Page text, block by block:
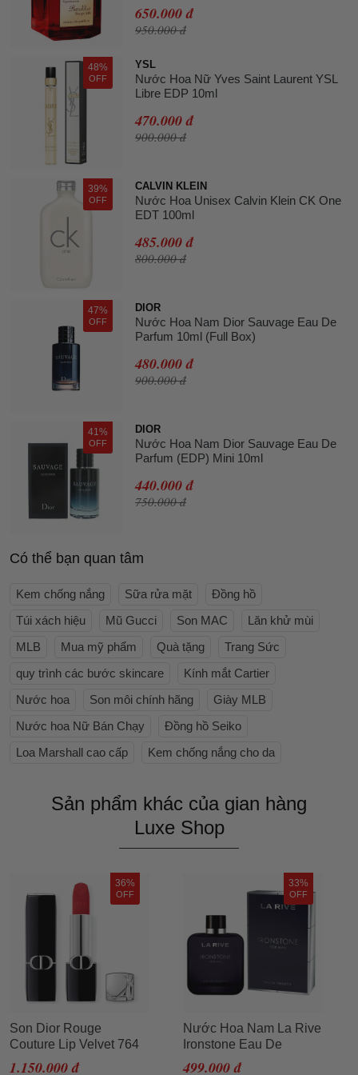
650.000 đ
950.000 đ
48%
OFF
YSL
Nước Hoa Nữ Yves Saint Laurent YSL
Libre EDP 10ml
470.000 đ
900.000 đ
39%
OFF
CALVIN KLEIN
Nước Hoa Unisex Calvin Klein CK One
EDT 100ml
485.000 đ
800.000 đ
47%
OFF
DIOR
Nước Hoa Nam Dior Sauvage Eau De
Parfum 10ml (Full Box)
480.000 đ
900.000 đ
41%
OFF
DIOR
Nước Hoa Nam Dior Sauvage Eau De
Parfum (EDP) Mini 10ml
440.000 đ
750.000 đ
Có thể bạn quan tâm
Kem chống nắng Sữa rửa mặt
Đồng hồ
Túi xách hiệu
Mũ Gucci Son MAC
Lăn khử mùi
MLB
Mua mỹ phẩm Quà tặng
Trang Sức
quy trình các bước skincare
Kính mắt Cartier
Nước hoa
Son môi chính hãng
Giày MLB
Nước hoa Nữ Bán Chạy
Đồng hồ Seiko
Loa Marshall cao cấp
Kem chống nắng cho da
Sản phẩm khác của gian hàng
Luxe Shop
36%
OFF
Son Dior Rouge
Couture Lip Velvet 764
Rouge Gipsy Màu Đỏ
1.150.000 đ
33%
OFF
Nước Hoa Nam La Rive
Ironstone Eau De
Toilette 100ml
499.000 đ